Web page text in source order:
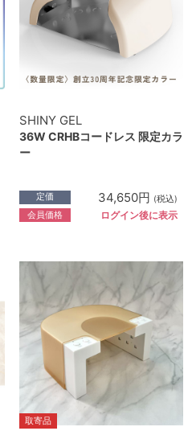
SHINY GEL
36W CRHBコードレス 限定カラ
ー
定価 34,650円 (税込)
会員価格 ログイン後に表示
取寄品